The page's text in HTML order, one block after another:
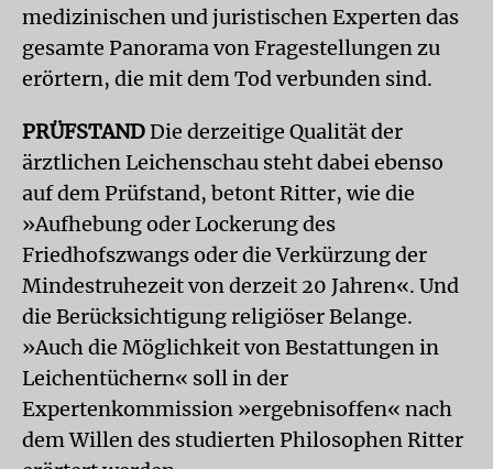
medizinischen und juristischen Experten das
gesamte Panorama von Fragestellungen zu
erörtern, die mit dem Tod verbunden sind.
PRÜFSTANDDie derzeitige Qualität der
ärztlichen Leichenschau steht dabei ebenso
auf dem Prüfstand, betont Ritter, wie die
»Aufhebung oder Lockerung des
Friedhofszwangs oder die Verkürzung der
Mindestruhezeit von derzeit 20 Jahren«. Und
die Berücksichtigung religiöser Belange.
»Auch die Möglichkeit von Bestattungen in
Leichentüchern« soll in der
Expertenkommission »ergebnisoffen« nach
dem Willen des studierten Philosophen Ritter